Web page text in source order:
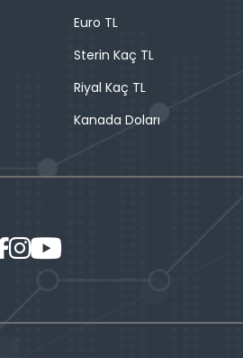
Euro TL
Sterin Kaç TL
Riyal Kaç TL
Kanada Doları